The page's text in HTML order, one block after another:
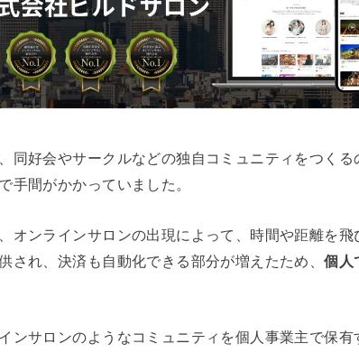
同好会やサークルなどの独自コミュニティをつく
手間がかかっていました。
オンラインサロンの出現によって、時間や距離を
され、決済も自動化できる部分が増えたため、個人
ンサロンのようなコミュニティを個人事業主で保